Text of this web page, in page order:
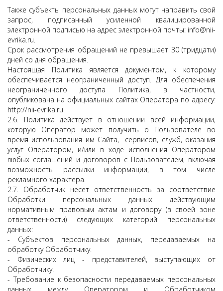
Также субъекты персональных данных могут направить свой
запрос, подписанный усиленной квалицированной
электронной подписью на адрес электронной почты: info@nii-
evrika.ru.
Срок рассмотрения обращений не превышает 30 (тридцати)
дней со дня обращения.
Настоящая Политика является документом, к которому
обеспечивается неограниченный доступ. Для обеспечения
неограниченного доступа Политика, в частности,
опубликована на официальных сайтах Оператора по адресу:
http://nii-evrika.ru.
2.6. Политика действует в отношении всей информации,
которую Оператор может получить о Пользователе во
время использования им Сайта, сервисов, служб, оказания
услуг Оператором, и/или в ходе исполнения Оператором
любых соглашений и договоров с Пользователем, включая
возможность рассылки информации, в том числе
рекламного характера.
2.7. Обработчик несет ответственность за соответствие
Обработки персональных данных действующим
нормативным правовым актам и договору (в своей зоне
ответственности) следующих категорий персональных
данных:
- Субъектов персональных данных, передаваемых на
обработку Обработчику.
- Физических лиц - представителей, выступающих от
Обработчику.
- Требование к безопасности передаваемых персональных